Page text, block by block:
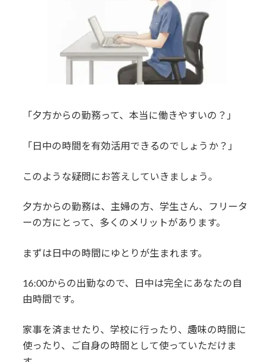
「夕方からの勤務って、本当に働きやすいの？」
「日中の時間を有効活用できるのでしょうか？」
このような疑問にお答えしていきましょう。
夕方からの勤務は、主婦の方、学生さん、フリータ
ーの方にとって、多くのメリットがあります。
まずは日中の時間にゆとりが生まれます。
16:00からの出勤なので、日中は完全にあなたの自
由時間です。
家事を済ませたり、学校に行ったり、趣味の時間に
使ったり、ご自身の時間として使っていただけま